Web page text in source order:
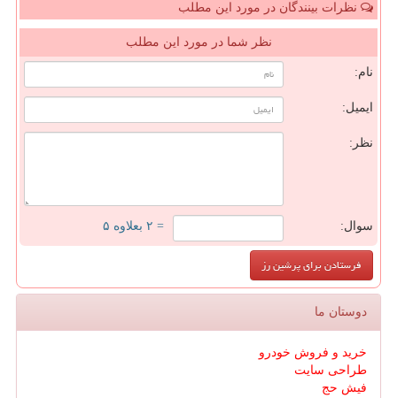
نظرات بینندگان در مورد این مطلب
نظر شما در مورد این مطلب
نام:
ایمیل:
نظر:
سوال: = ۲ بعلاوه ۵
دوستان ما
خرید و فروش خودرو
طراحی سایت
فیش حج